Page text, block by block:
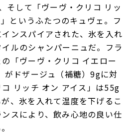
そして「ヴーヴ・クリコ リッ
というふたつのキュヴェ。フ
ンスパイアされた、氷を入れ
ルのシャンパーニュだ。フラ
「ヴーヴ・クリコ イエロー
がドザージュ（補糖）9gに対
リッチ オン アイス」は55g
、氷を入れて温度を下げるこ
スにより、飲み心地の良い仕